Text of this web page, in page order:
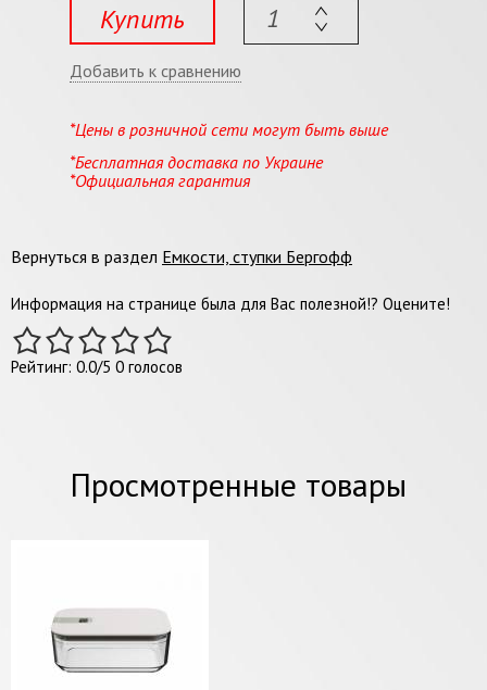
Купить
Добавить к сравнению
*Цены в розничной сети могут быть выше
*Бесплатная доставка по Украине
*Официальная гарантия
Вернуться в раздел Емкости, ступки Бергофф
Информация на странице была для Вас полезной!? Оцените!
Рейтинг: 0.0/5 0 голосов
Просмотренные товары